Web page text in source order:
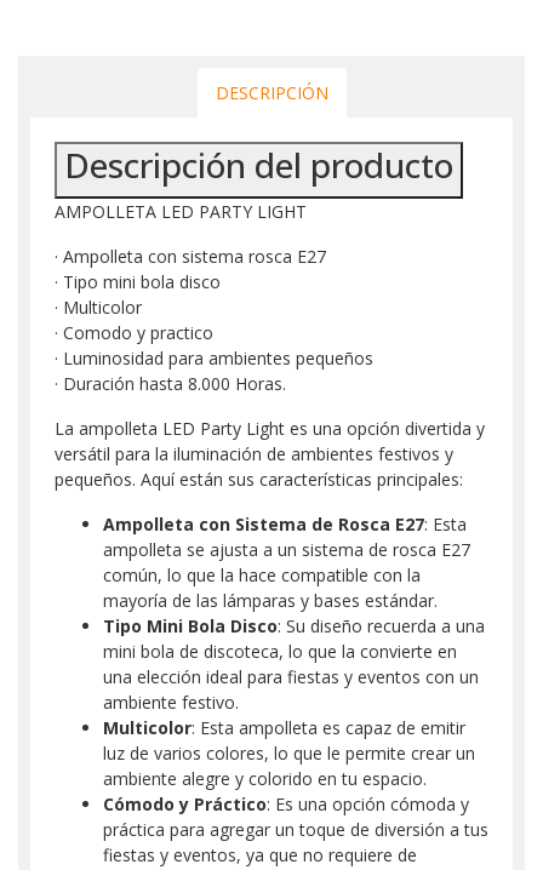
DESCRIPCIÓN
Descripción del producto
AMPOLLETA LED PARTY LIGHT
· Ampolleta con sistema rosca E27
· Tipo mini bola disco
· Multicolor
· Comodo y practico
· Luminosidad para ambientes pequeños
· Duración hasta 8.000 Horas.
La ampolleta LED Party Light es una opción divertida y
versátil para la iluminación de ambientes festivos y
pequeños. Aquí están sus características principales:
Ampolleta con Sistema de Rosca E27: Esta
ampolleta se ajusta a un sistema de rosca E27
común, lo que la hace compatible con la
mayoría de las lámparas y bases estándar.
Tipo Mini Bola Disco: Su diseño recuerda a una
mini bola de discoteca, lo que la convierte en
una elección ideal para fiestas y eventos con un
ambiente festivo.
Multicolor: Esta ampolleta es capaz de emitir
luz de varios colores, lo que le permite crear un
ambiente alegre y colorido en tu espacio.
Cómodo y Práctico: Es una opción cómoda y
práctica para agregar un toque de diversión a tus
fiestas y eventos, ya que no requiere de